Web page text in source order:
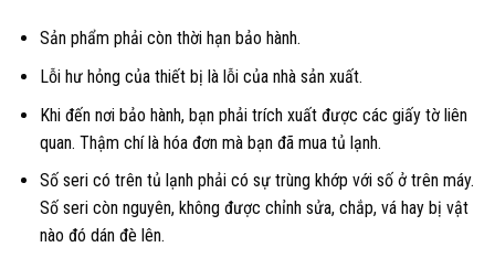
Sản phẩm phải còn thời hạn bảo hành.
Lỗi hư hỏng của thiết bị là lỗi của nhà sản xuất.
Khi đến nơi bảo hành, bạn phải trích xuất được các giấy tờ liên
quan. Thậm chí là hóa đơn mà bạn đã mua tủ lạnh.
Số seri có trên tủ lạnh phải có sự trùng khớp với số ở trên máy.
Số seri còn nguyên, không được chỉnh sửa, chắp, vá hay bị vật
nào đó dán đè lên.